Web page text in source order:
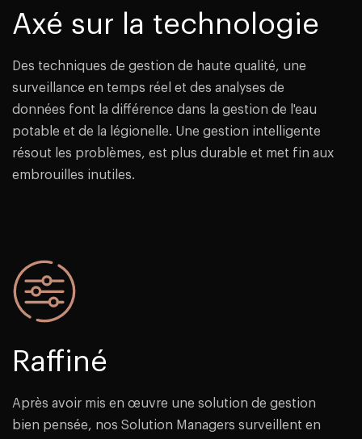
Axé sur la technologie
Des techniques de gestion de haute qualité, une
surveillance en temps réel et des analyses de
données font la différence dans la gestion de l'eau
potable et de la légionelle. Une gestion intelligente
résout les problèmes, est plus durable et met fin aux
embrouilles inutiles.
Raffiné
Après avoir mis en œuvre une solution de gestion
bien pensée, nos Solution Managers surveillent en